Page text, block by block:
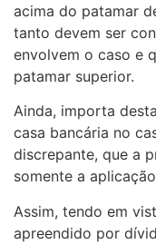
acima do patamar
tanto devem ser
envolvem o caso e
patamar superior.
Ainda, importa
casa bancária no
discrepante, que a
somente a
Assim, tendo em
apreendido por